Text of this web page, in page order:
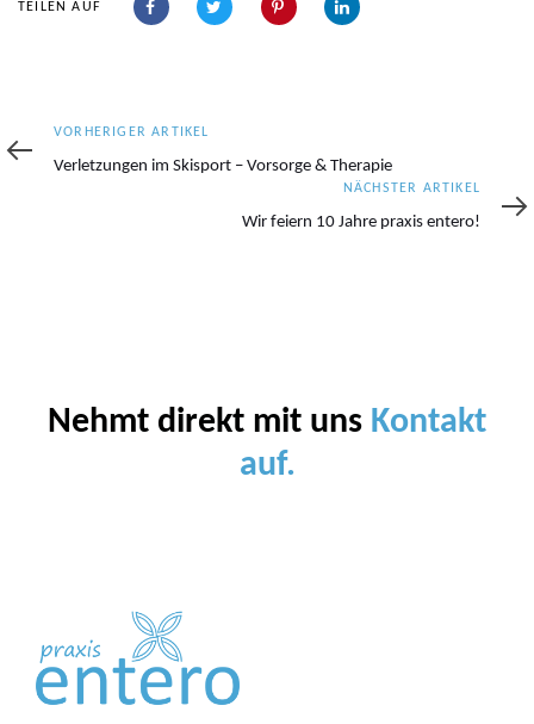
TEILEN AUF
Vorheriger
Artikel
VORHERIGER ARTIKEL
Verletzungen im Skisport – Vorsorge & Therapie
Artikel
NÄCHSTER ARTIKEL
Wir feiern 10 Jahre praxis entero!
Nehmt direkt mit uns Kontakt
auf.